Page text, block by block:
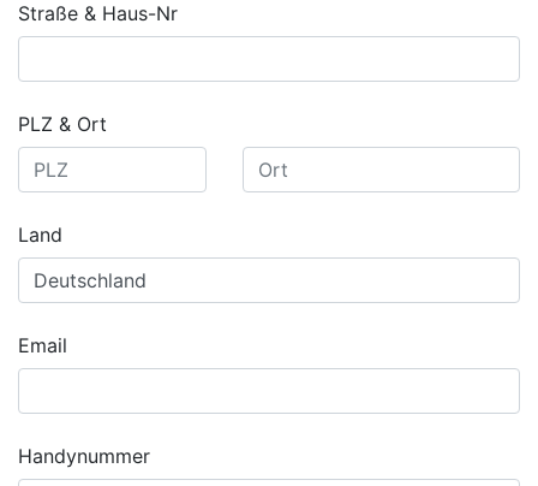
Straße & Haus-Nr
PLZ & Ort
Land
Email
Handynummer